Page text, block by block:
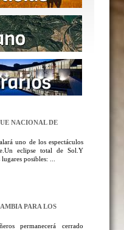
NACIONAL DE
uno de los espectáculos
eclipse total de Sol.Y
posibles: ...
PARA LOS
permanecerá cerrado